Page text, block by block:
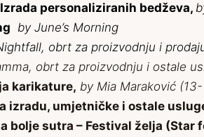
Izrada personaliziranih bedževa,
by June’s Morning
obrt za proizvodnju i
obrt za proizvodnju i ostale
karikature, by Mia Maraković
izradu, umjetničke i ostale
bolje sutra – Festival želja (Star